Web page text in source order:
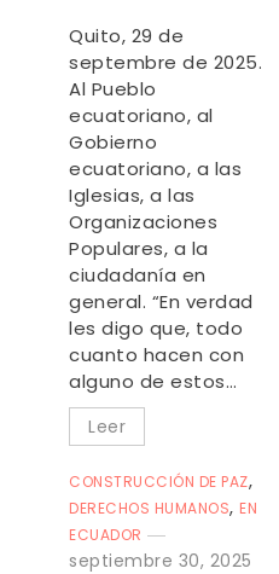
Quito, 29 de
septembre de 2025.
Al Pueblo
ecuatoriano, al
Gobierno
ecuatoriano, a las
Iglesias, a las
Organizaciones
Populares, a la
ciudadanía en
general. “En verdad
les digo que, todo
cuanto hacen con
alguno de estos…
Leer
CONSTRUCCIÓN DE PAZ,
DERECHOS HUMANOS, EN
ECUADOR
septiembre 30, 2025